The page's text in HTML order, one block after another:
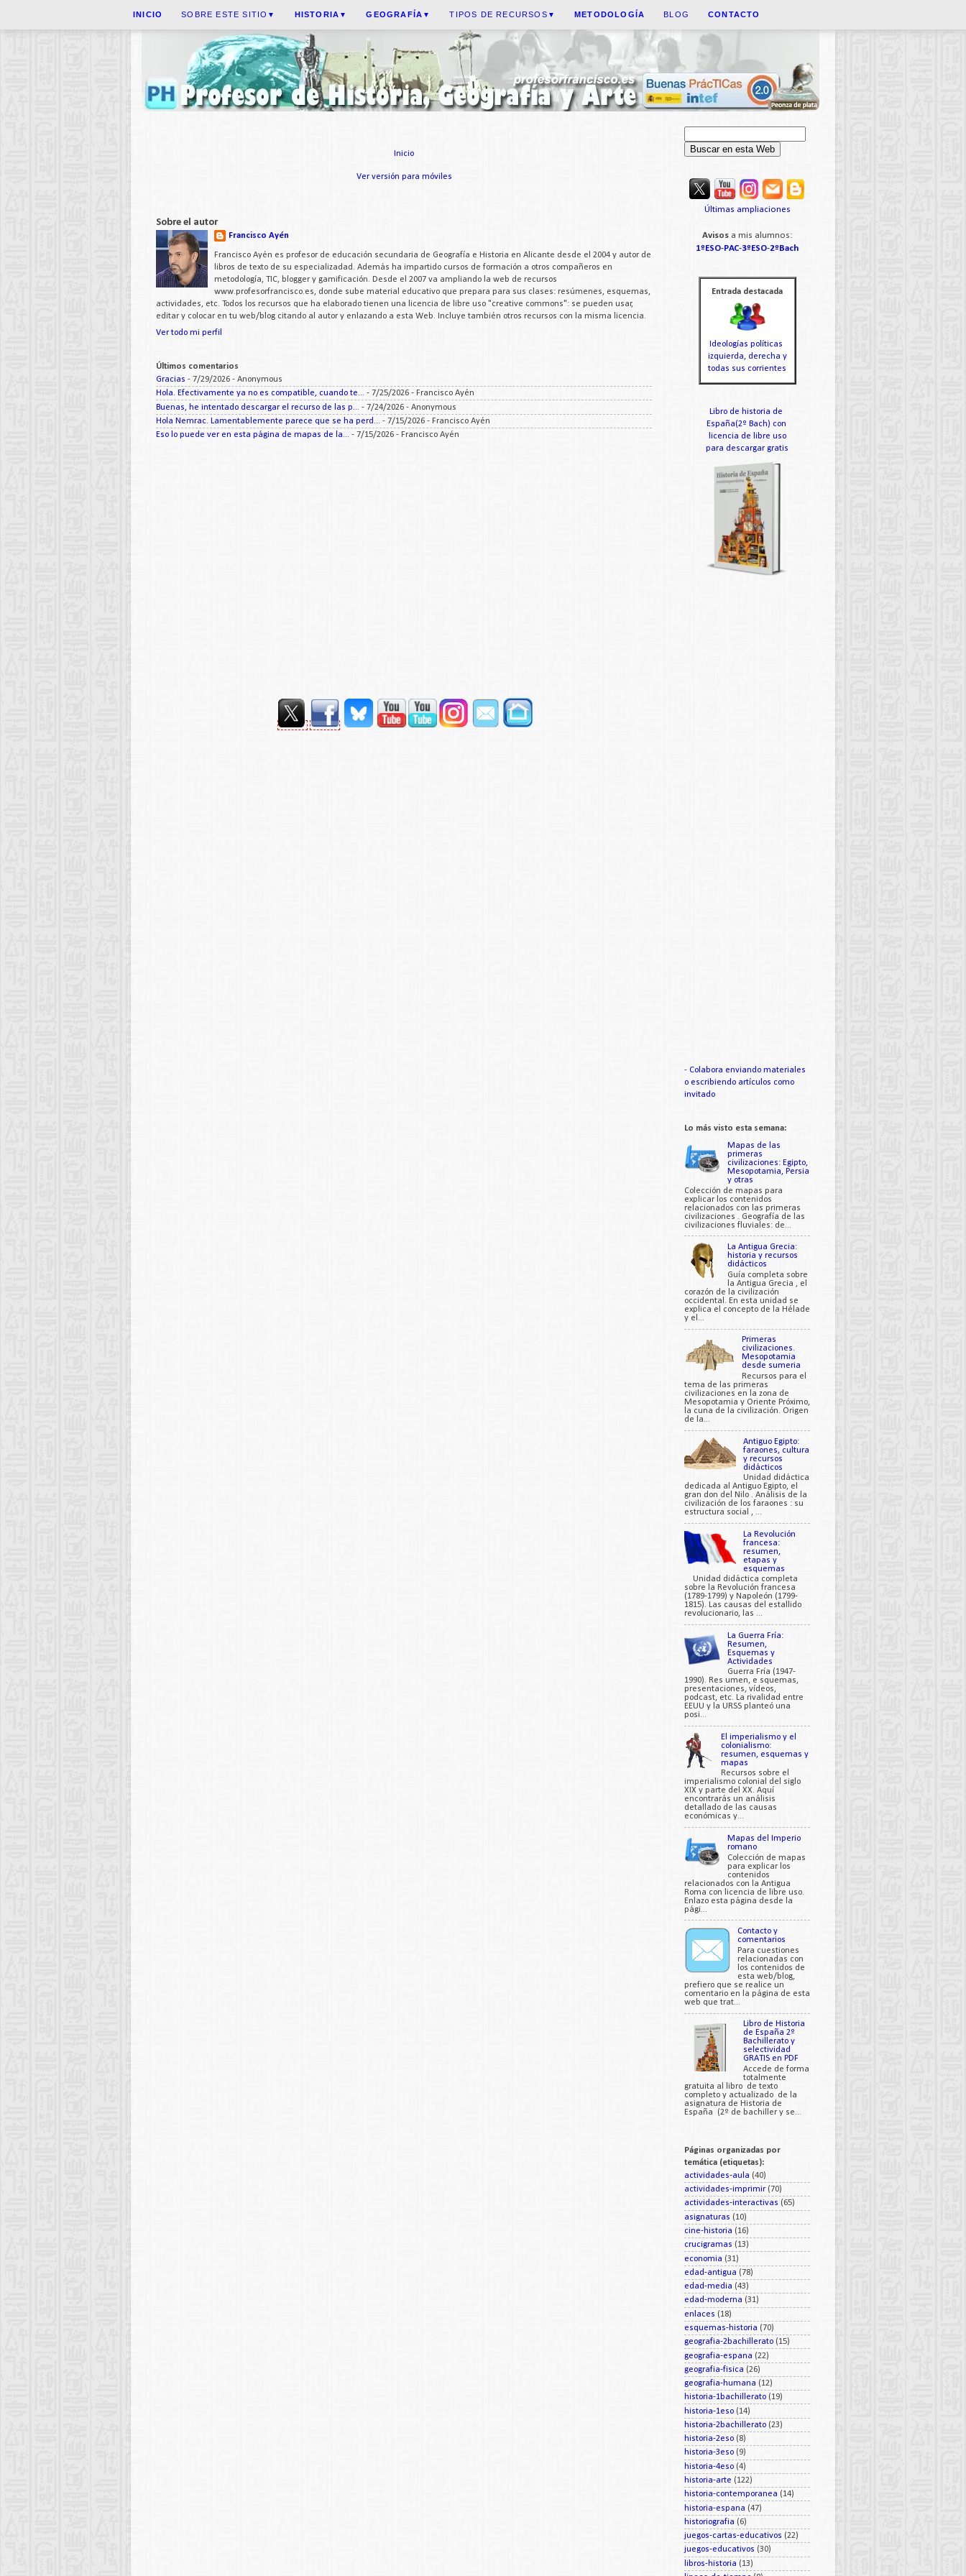
INICIO SOBRE ESTE SITIO ▼ HISTORIA ▼ GEOGRAFÍA ▼ TIPOS DE RECURSOS ▼ METODOLOGÍA BLOG CONTACTO
Inicio
Ver versión para móviles
Sobre el autor
Francisco Ayén
Francisco Ayén es profesor de educación secundaria de Geografía e Historia en Alicante desde el 2004 y autor de
libros de texto de su especializadad. Además ha impartido cursos de formación a otros compañeros en
metodología, TIC, blogger y gamificación. Desde el 2007 va ampliando la web de recursos
www.profesorfrancisco.es, donde sube material educativo que prepara para sus clases: resúmenes, esquemas,
actividades, etc. Todos los recursos que ha elaborado tienen una licencia de libre uso "creative commons": se pueden usar,
editar y colocar en tu web/blog citando al autor y enlazando a esta Web. Incluye también otros recursos con la misma licencia.
Ver todo mi perfil
Últimos comentarios
Gracias - 7/29/2026 - Anonymous
Hola. Efectivamente ya no es compatible, cuando te... - 7/25/2026 - Francisco Ayén
Buenas, he intentado descargar el recurso de las p... - 7/24/2026 - Anonymous
Hola Nemrac. Lamentablemente parece que se ha perd... - 7/15/2026 - Francisco Ayén
Eso lo puede ver en esta página de mapas de la... - 7/15/2026 - Francisco Ayén
Últimas ampliaciones
Avisos a mis alumnos:
1ºESO-PAC-3ºESO-2ºBach
Entrada destacada
Ideologías políticas
izquierda, derecha y
todas sus corrientes
Libro de historia de
España(2º Bach) con
licencia de libre uso
para descargar gratis
- Colabora enviando materiales
o escribiendo artículos como
invitado
Lo más visto esta semana:
Mapas de las
primeras
civilizaciones: Egipto,
Mesopotamia, Persia
y otras
Colección de mapas para
explicar los contenidos
relacionados con las primeras
civilizaciones . Geografía de las
civilizaciones fluviales: de...
La Antigua Grecia:
historia y recursos
didácticos
Guía completa sobre
la Antigua Grecia , el
corazón de la civilización
occidental. En esta unidad se
explica el concepto de la Hélade
y el...
Primeras
civilizaciones.
Mesopotamia
desde sumeria
Recursos para el
tema de las primeras
civilizaciones en la zona de
Mesopotamia y Oriente Próximo,
la cuna de la civilización. Origen
de la...
Antiguo Egipto:
faraones, cultura
y recursos
didácticos
Unidad didáctica
dedicada al Antiguo Egipto, el
gran don del Nilo . Análisis de la
civilización de los faraones : su
estructura social , ...
La Revolución
francesa:
resumen,
etapas y
esquemas
Unidad didáctica completa
sobre la Revolución francesa
(1789-1799) y Napoleón (1799-
1815). Las causas del estallido
revolucionario, las ...
La Guerra Fría:
Resumen,
Esquemas y
Actividades
Guerra Fría (1947-
1990). Res umen, e squemas,
presentaciones, vídeos,
podcast, etc. La rivalidad entre
EEUU y la URSS planteó una
posi...
El imperialismo y el
colonialismo:
resumen, esquemas y
mapas
Recursos sobre el
imperialismo colonial del siglo
XIX y parte del XX. Aquí
encontrarás un análisis
detallado de las causas
económicas y...
Mapas del Imperio
romano
Colección de mapas
para explicar los
contenidos
relacionados con la Antigua
Roma con licencia de libre uso.
Enlazo esta página desde la
pági...
Contacto y
comentarios
Para cuestiones
relacionadas con
los contenidos de
esta web/blog,
prefiero que se realice un
comentario en la página de esta
web que trat...
Libro de Historia
de España 2º
Bachillerato y
selectividad
GRATIS en PDF
Accede de forma
totalmente
gratuita al libro de texto
completo y actualizado de la
asignatura de Historia de
España (2º de bachiller y se...
Páginas organizadas por
temática (etiquetas):
actividades-aula (40)
actividades-imprimir (70)
actividades-interactivas (65)
asignaturas (10)
cine-historia (16)
crucigramas (13)
economia (31)
edad-antigua (78)
edad-media (43)
edad-moderna (31)
enlaces (18)
esquemas-historia (70)
geografia-2bachillerato (15)
geografia-espana (22)
geografia-fisica (26)
geografia-humana (12)
historia-1bachillerato (19)
historia-1eso (14)
historia-2bachillerato (23)
historia-2eso (8)
historia-3eso (9)
historia-4eso (4)
historia-arte (122)
historia-contemporanea (14)
historia-espana (47)
historiografia (6)
juegos-cartas-educativos (22)
juegos-educativos (30)
libros-historia (13)